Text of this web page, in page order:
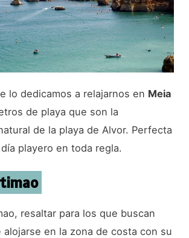
lo dedicamos a relajarnos en Meia
de playa que son la
de la playa de Alvor. Perfecta
playero en toda regla.
resaltar para los que buscan
alojarse en la zona de costa con su